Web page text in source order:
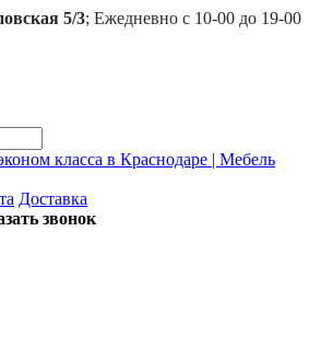
5/3; Ежедневно с 10-00 до 19-00
Доставка
звонок